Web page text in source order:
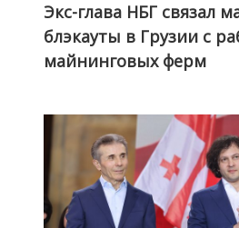
Экс-глава НБГ связал
блэкауты в Грузии с
майнинговых ферм